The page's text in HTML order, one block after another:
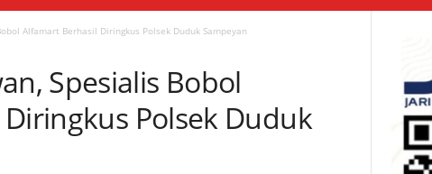
Alfamart Berhasil Diringkus Polsek Duduk Sampeyan
Spesialis Bobol
Polsek Duduk